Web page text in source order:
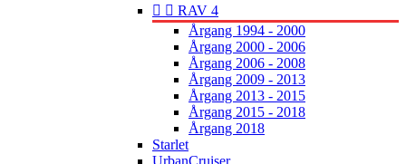
  RAV 4
Årgang 1994 - 2000
Årgang 2000 - 2006
Årgang 2006 - 2008
Årgang 2009 - 2013
Årgang 2013 - 2015
Årgang 2015 - 2018
Årgang 2018
Starlet
UrbanCruiser